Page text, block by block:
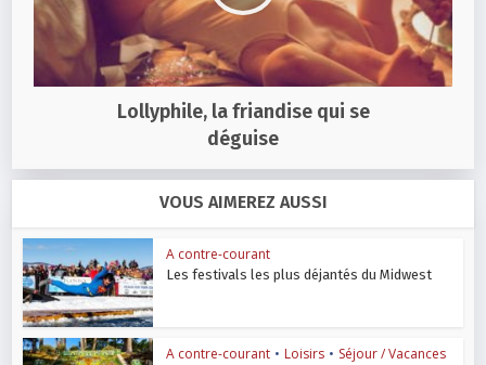
Lollyphile, la friandise qui se
déguise
VOUS AIMEREZ AUSSI
A contre-courant
Les festivals les plus déjantés du Midwest
A contre-courant • Loisirs • Séjour / Vacances